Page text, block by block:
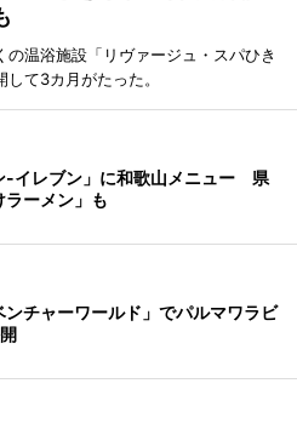
温浴施設「リヴァージュ・スパひき
て3カ月がたった。
-イレブン」に和歌山メニュー 県
ラーメン」も
ンチャーワールド」でパルマワラビ